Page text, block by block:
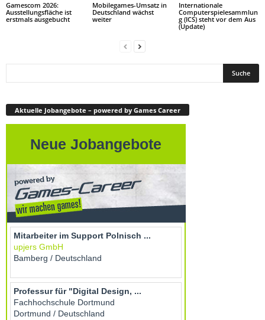
Gamescom 2026:
Ausstellungsfläche ist
erstmals ausgebucht
Mobilegames-Umsatz in
Deutschland wächst
weiter
Internationale
Computerspielesammlun
g (ICS) steht vor dem Aus
(Update)
Aktuelle Jobangebote – powered by Games Career